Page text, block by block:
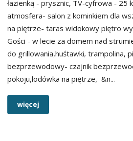
łazienką - prysznic, TV-cyfrowa - 25
atmosfera- salon z kominkiem dla
na piętrze- taras widokowy piętro
Gości - w lecie za domem nad
do grillowania,huśtawki, trampolina,
bezprzewodowy- czajnik
pokoju,lodówka na piętrze, &n...
więcej